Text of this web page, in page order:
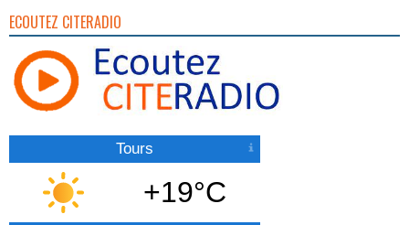
ECOUTEZ CITERADIO
Tours
+19°C